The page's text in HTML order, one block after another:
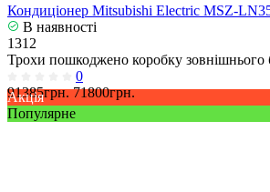
Кондиціонер Mitsubishi Electric MSZ-
В наявності
1312
Трохи пошкоджено коробку зовнішнього
0
91385грн. 71800грн.
Акція
Популярне